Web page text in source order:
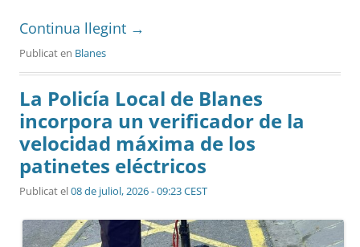
Continua llegint →
Publicat en Blanes
La Policía Local de Blanes
incorpora un verificador de la
velocidad máxima de los
patinetes eléctricos
Publicat el08 de juliol, 2026 - 09:23 CEST